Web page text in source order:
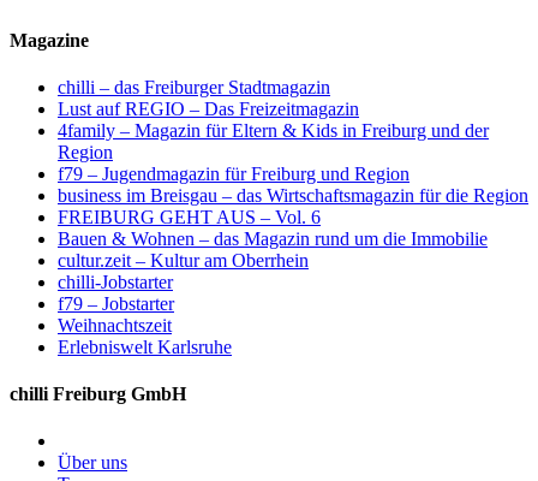
Magazine
chilli – das Freiburger Stadtmagazin
Lust auf REGIO – Das Freizeitmagazin
4family – Magazin für Eltern & Kids in Freiburg und der
Region
f79 – Jugendmagazin für Freiburg und Region
business im Breisgau – das Wirtschaftsmagazin für die Region
FREIBURG GEHT AUS – Vol. 6
Bauen & Wohnen – das Magazin rund um die Immobilie
cultur.zeit – Kultur am Oberrhein
chilli-Jobstarter
f79 – Jobstarter
Weihnachtszeit
Erlebniswelt Karlsruhe
chilli Freiburg GmbH
Über uns